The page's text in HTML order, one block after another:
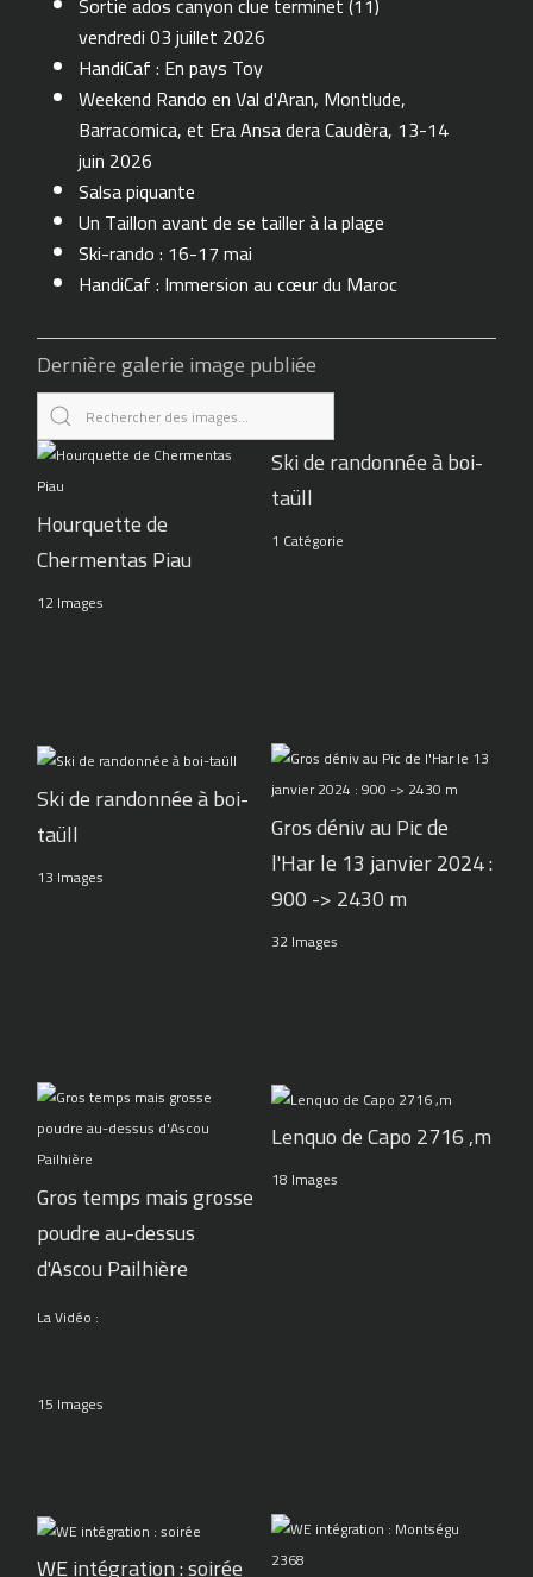
vendredi 03 juillet 2026
HandiCaf : En pays Toy
Weekend Rando en Val d'Aran, Montlude,
Barracomica, et Era Ansa dera Caudèra, 13-14
juin 2026
Salsa piquante
Un Taillon avant de se tailler à la plage
Ski-rando : 16-17 mai
HandiCaf : Immersion au cœur du Maroc
Dernière galerie image publiée
Hourquette de
Chermentas Piau
12 Images
Ski de randonnée à boi-
taüll
1 Catégorie
Ski de randonnée à boi-
taüll
13 Images
Gros déniv au Pic de
l'Har le 13 janvier 2024 :
900 -> 2430 m
32 Images
Gros temps mais grosse
poudre au-dessus
d'Ascou Pailhière
La Vidéo :
15 Images
Lenquo de Capo 2716 ,m
18 Images
WE intégration : soirée